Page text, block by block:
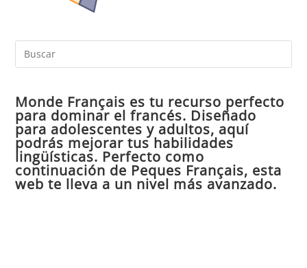
Monde Français es tu recurso perfecto
para dominar el francés. Diseñado
para adolescentes y adultos, aquí
podrás mejorar tus habilidades
lingüísticas. Perfecto como
continuación de Peques Français, esta
web te lleva a un nivel más avanzado.